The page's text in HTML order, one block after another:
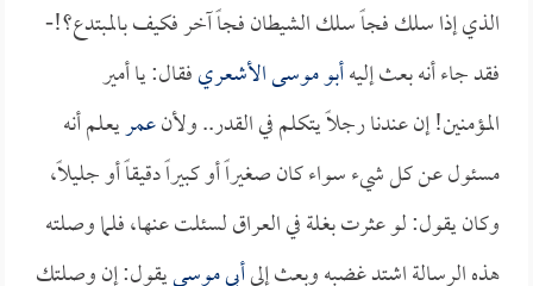
الذي إذا سلك فجاً سلك الشيطان فجاً آخر فكيف بالمبتدع؟!-
فقد جاء أنه بعث إليهأبو موسى الأشعريفقال: يا أمير
المؤمنين! إن عندنا رجلاً يتكلم في القدر.. ولأنعمريعلم أنه
مسئول عن كل شيء سواء كان صغيراً أو كبيراً دقيقاً أو جليلاً،
وكان يقول: لو عثرت بغلة في العراق لسئلت عنها، فلما وصلته
هذه الرسالة اشتد غضبه وبعث إلىأبي موسىيقول: إن وصلتك